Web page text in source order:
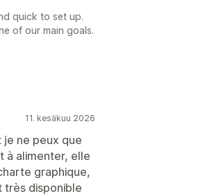
quick to set up.
of our main goals.
11. kesäkuu 2026
je ne peux que
à alimenter, elle
graphique,
très disponible